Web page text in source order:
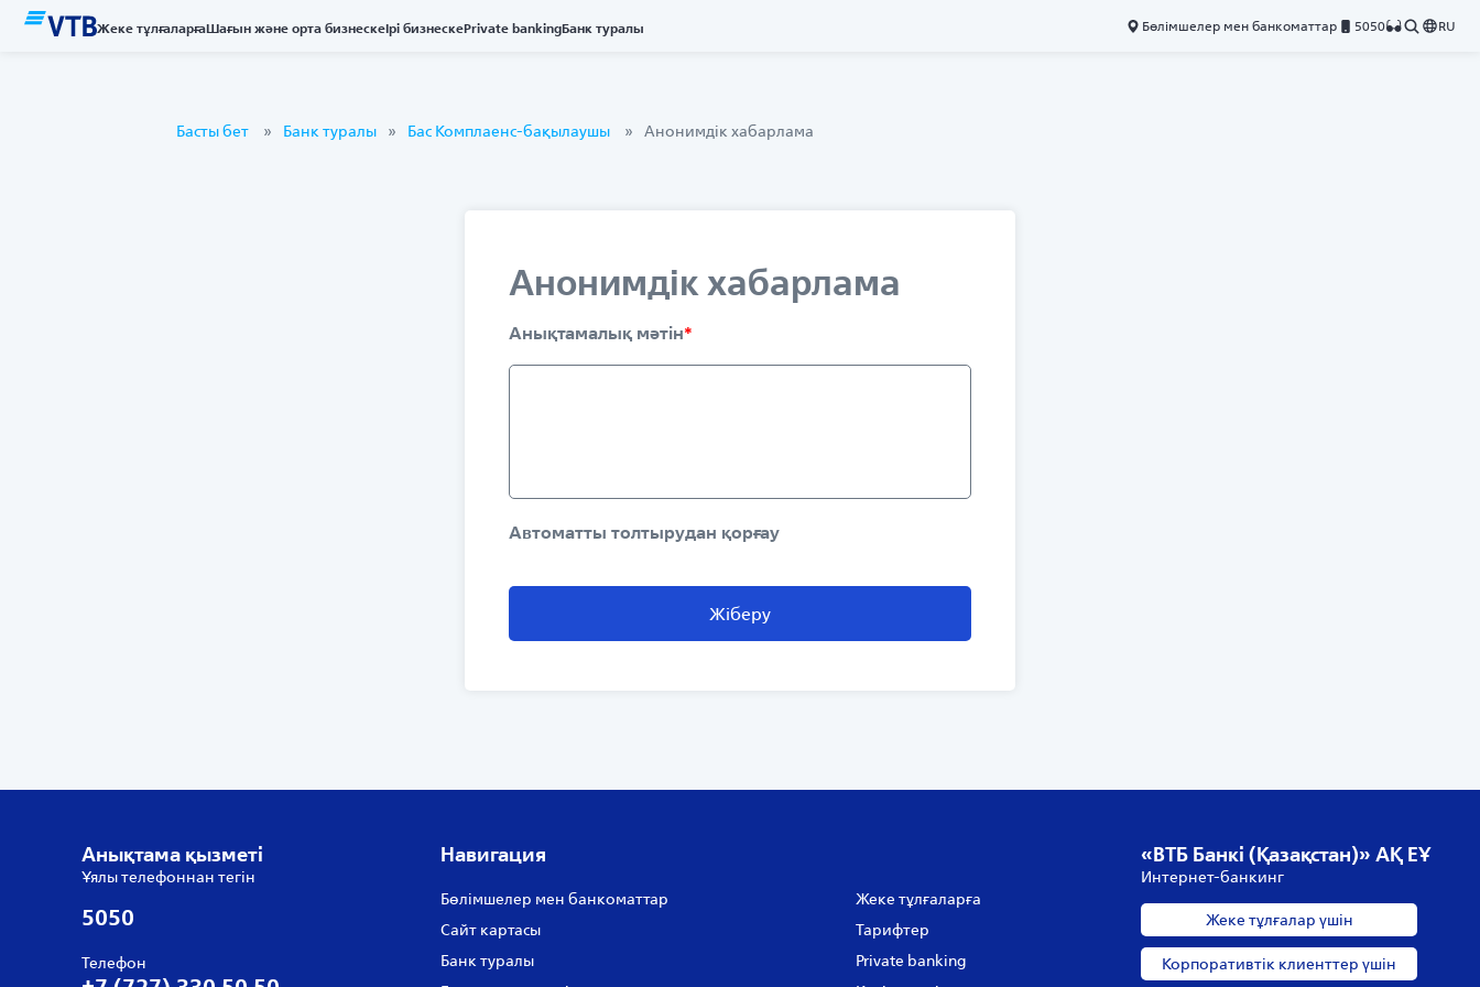
Жеке тұлғаларғаШағын және орта бизнескеІрі бизнескеPrivate bankingБанк туралы Бөлімшелер мен банкоматтар 5050 RU
Басты бет Банк туралы Бас Комплаенс-бақылаушы Анонимдік хабарлама
Анонимдік хабарлама
Анықтамалық мәтін*
Автоматты толтырудан қорғау
Жіберу
Анықтама қызметі
Ұялы телефоннан тегін
5050
Телефон
Навигация
Бөлімшелер мен банкоматтар
Сайт картасы
Банк туралы
Жеке тұлғаларға
Тарифтер
Private banking
«ВТБ Банкі (Қазақстан)» АҚ ЕҰ
Интернет-банкинг
Жеке тұлғалар үшін
Корпоративтік клиенттер үшін